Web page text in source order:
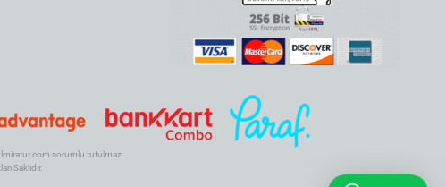
sorumlu tutulmaz.
Saklıdır.